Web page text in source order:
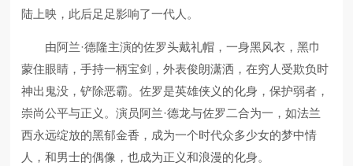
陆上映，此后足足影响了一代人。
由阿兰·德隆主演的佐罗头戴礼帽，一身黑风衣，黑巾
蒙住眼睛，手持一柄宝剑，外表俊朗潇洒，在穷人受欺负时
神出鬼没，铲除恶霸。佐罗是英雄侠义的化身，保护弱者，
崇尚公平与正义。演员阿兰·德龙与佐罗二合为一，如法兰
西永远绽放的黑郁金香，成为一个时代众多少女的梦中情
人，和男士的偶像，也成为正义和浪漫的化身。